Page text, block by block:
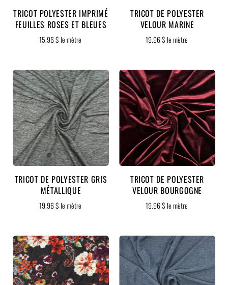
TRICOT POLYESTER IMPRIMÉ
FEUILLES ROSES ET BLEUES
15.96 $ le mètre
TRICOT DE POLYESTER
VELOUR MARINE
19.96 $ le mètre
TRICOT DE POLYESTER GRIS
MÉTALLIQUE
19.96 $ le mètre
TRICOT DE POLYESTER
VELOUR BOURGOGNE
19.96 $ le mètre